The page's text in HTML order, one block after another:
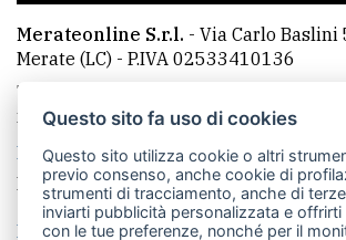
Merateonline S.r.l. - Via Carlo Baslini
Merate (LC) - P.IVA 02533410136
Telefono:
mail: redazione@leccoonline.com
La redazione
MerateOnline
Made by VIP
Privacy policy Cookie policy
Questo sito fa uso di cookies
Questo sito utilizza cookie o altri
previo consenso, anche cookie di
strumenti di tracciamento, anche di
inviarti pubblicità personalizzata e offrirti
con le tue preferenze, nonché per il